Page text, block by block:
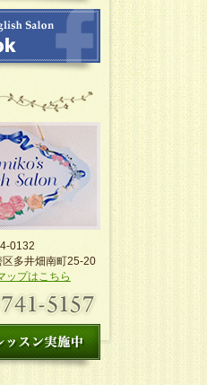
0132
多井畑南町25-20
ップはこちら